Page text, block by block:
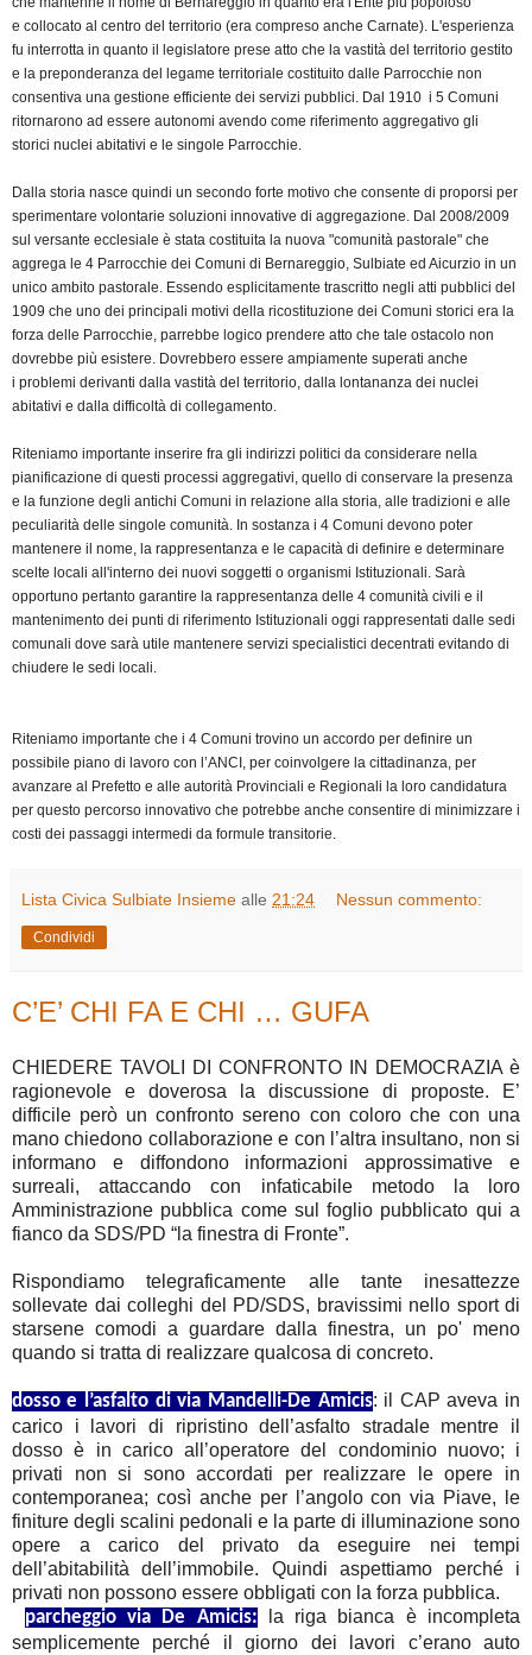
e collocato al centro del territorio (era compreso anche Carnate). L'esperienza
fu interrotta in quanto il legislatore prese atto che la vastità del territorio gestito
e la preponderanza del legame territoriale costituito dalle Parrocchie non
consentiva una gestione efficiente dei servizi pubblici. Dal 1910 i 5 Comuni
ritornarono ad essere autonomi avendo come riferimento aggregativo gli
storici nuclei abitativi e le singole Parrocchie.
Dalla storia nasce quindi un secondo forte motivo che consente di proporsi per
sperimentare volontarie soluzioni innovative di aggregazione. Dal 2008/2009
sul versante ecclesiale è stata costituita la nuova "comunità pastorale" che
aggrega le 4 Parrocchie dei Comuni di Bernareggio, Sulbiate ed Aicurzio in un
unico ambito pastorale. Essendo esplicitamente trascritto negli atti pubblici del
1909 che uno dei principali motivi della ricostituzione dei Comuni storici era la
forza delle Parrocchie, parrebbe logico prendere atto che tale ostacolo non
dovrebbe più esistere. Dovrebbero essere ampiamente superati anche
i problemi derivanti dalla vastità del territorio, dalla lontananza dei nuclei
abitativi e dalla difficoltà di collegamento.
Riteniamo importante inserire fra gli indirizzi politici da considerare nella
pianificazione di questi processi aggregativi, quello di conservare la presenza
e la funzione degli antichi Comuni in relazione alla storia, alle tradizioni e alle
peculiarità delle singole comunità. In sostanza i 4 Comuni devono poter
mantenere il nome, la rappresentanza e le capacità di definire e determinare
scelte locali all'interno dei nuovi soggetti o organismi Istituzionali. Sarà
opportuno pertanto garantire la rappresentanza delle 4 comunità civili e il
mantenimento dei punti di riferimento Istituzionali oggi rappresentati dalle sedi
comunali dove sarà utile mantenere servizi specialistici decentrati evitando di
chiudere le sedi locali.
Riteniamo importante che i 4 Comuni trovino un accordo per definire un
possibile piano di lavoro con l’ANCI, per coinvolgere la cittadinanza, per
avanzare al Prefetto e alle autorità Provinciali e Regionali la loro candidatura
per questo percorso innovativo che potrebbe anche consentire di minimizzare i
costi dei passaggi intermedi da formule transitorie.
Lista Civica Sulbiate Insieme alle 21:24 Nessun commento:
Condividi
C’E’ CHI FA E CHI … GUFA
CHIEDERE TAVOLI DI CONFRONTO IN DEMOCRAZIA è
ragionevole e doverosa la discussione di proposte. E’
difficile però un confronto sereno con coloro che con una
mano chiedono collaborazione e con l’altra insultano, non si
informano e diffondono informazioni approssimative e
surreali, attaccando con infaticabile metodo la loro
Amministrazione pubblica come sul foglio pubblicato qui a
fianco da SDS/PD “la finestra di Fronte”.
Rispondiamo telegraficamente alle tante inesattezze
sollevate dai colleghi del PD/SDS, bravissimi nello sport di
starsene comodi a guardare dalla finestra, un po' meno
quando si tratta di realizzare qualcosa di concreto.
dosso e l’asfalto di via Mandelli-De Amicis: il CAP aveva in
carico i lavori di ripristino dell’asfalto stradale mentre il
dosso è in carico all’operatore del condominio nuovo; i
privati non si sono accordati per realizzare le opere in
contemporanea; così anche per l’angolo con via Piave, le
finiture degli scalini pedonali e la parte di illuminazione sono
opere a carico del privato da eseguire nei tempi
dell’abitabilità dell’immobile. Quindi aspettiamo perché i
privati non possono essere obbligati con la forza pubblica.
parcheggio via De Amicis: la riga bianca è incompleta
semplicemente perché il giorno dei lavori c’erano auto